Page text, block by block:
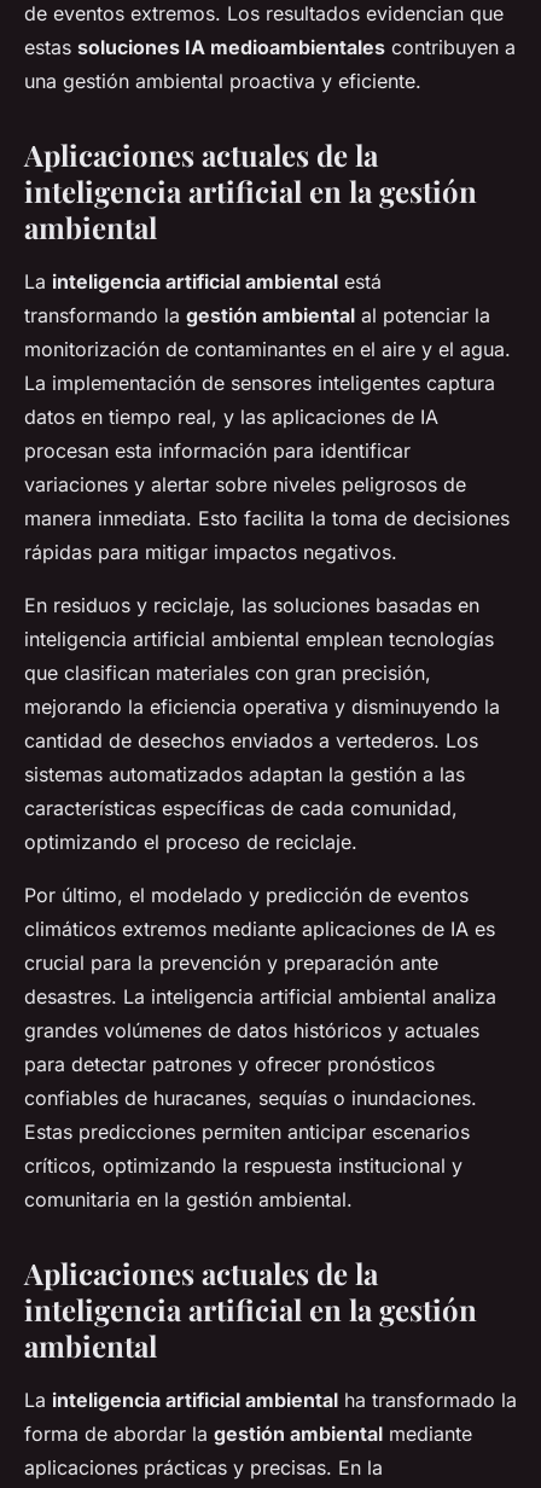
de eventos extremos. Los resultados evidencian que
estas soluciones IA medioambientales contribuyen a
una gestión ambiental proactiva y eficiente.
Aplicaciones actuales de la
inteligencia artificial en la gestión
ambiental
La inteligencia artificial ambiental está
transformando la gestión ambiental al potenciar la
monitorización de contaminantes en el aire y el agua.
La implementación de sensores inteligentes captura
datos en tiempo real, y las aplicaciones de IA
procesan esta información para identificar
variaciones y alertar sobre niveles peligrosos de
manera inmediata. Esto facilita la toma de decisiones
rápidas para mitigar impactos negativos.
En residuos y reciclaje, las soluciones basadas en
inteligencia artificial ambiental emplean tecnologías
que clasifican materiales con gran precisión,
mejorando la eficiencia operativa y disminuyendo la
cantidad de desechos enviados a vertederos. Los
sistemas automatizados adaptan la gestión a las
características específicas de cada comunidad,
optimizando el proceso de reciclaje.
Por último, el modelado y predicción de eventos
climáticos extremos mediante aplicaciones de IA es
crucial para la prevención y preparación ante
desastres. La inteligencia artificial ambiental analiza
grandes volúmenes de datos históricos y actuales
para detectar patrones y ofrecer pronósticos
confiables de huracanes, sequías o inundaciones.
Estas predicciones permiten anticipar escenarios
críticos, optimizando la respuesta institucional y
comunitaria en la gestión ambiental.
Aplicaciones actuales de la
inteligencia artificial en la gestión
ambiental
La inteligencia artificial ambiental ha transformado la
forma de abordar la gestión ambiental mediante
aplicaciones prácticas y precisas. En la